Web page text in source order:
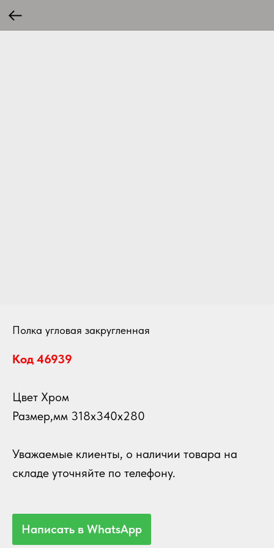
Полка угловая закругленная
Код 46939
Цвет Хром
Размер,мм 318х340х280
Уважаемые клиенты, о наличии товара на
складе уточняйте по телефону.
Написать в WhatsApp